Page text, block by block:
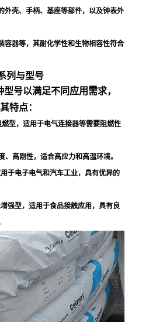
外壳、手柄、基座等部件，以及钟表外
容器等，其耐化学性和生物相容性符合
列与型号
号以满足不同应用需求，
特点：
燃型，适用于电气连接器等需要阻燃性
、高刚性，适合高应力和高温环境。
于电子电气和汽车工业，具有优异的
强型，适用于食品接触应用，具有良